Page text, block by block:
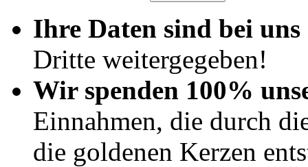
Ihre Daten sind bei uns
Dritte weitergegeben!
Wir spenden 100%
Einnahmen, die durch
die goldenen Kerzen